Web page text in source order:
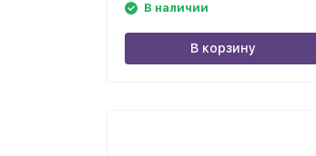
В наличии
В корзину